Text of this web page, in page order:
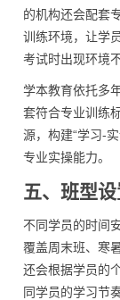
的机构还会配套
训练环境，让学
考试时出现环境
学本教育依托多
套符合专业训练
源，构建“学习-
专业实操能力。
五、班型
不同学员的时间
覆盖周末班、寒
还会根据学员的
同学员的学习节奏